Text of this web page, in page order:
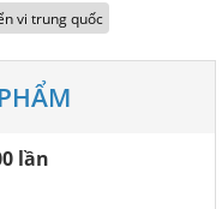
vi trung quốc
lần